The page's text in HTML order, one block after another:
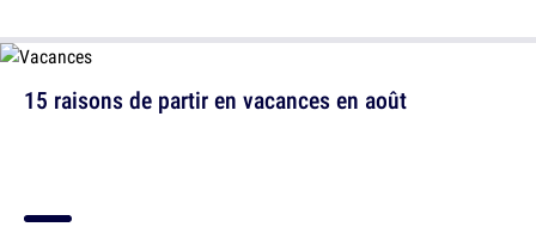
15 raisons de partir en vacances en août